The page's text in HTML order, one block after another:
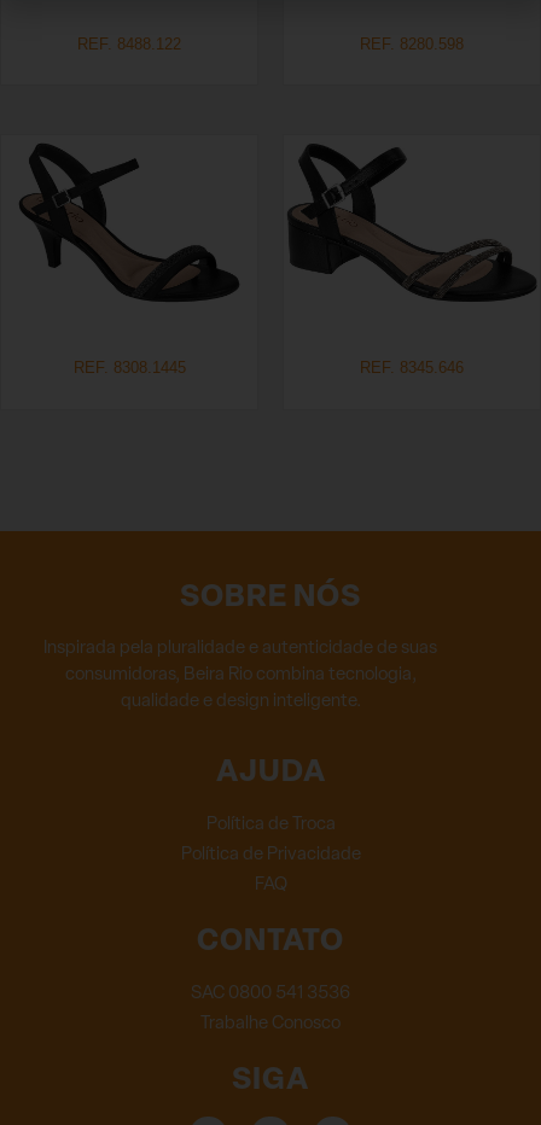
REF. 8488.122 REF. 8280.598
REF. 8308.1445 REF. 8345.646
SOBRE NÓS
Inspirada pela pluralidade e autenticidade de suas
consumidoras, Beira Rio combina tecnologia,
qualidade e design inteligente.
AJUDA
Política de Troca
Política de Privacidade
FAQ
CONTATO
SAC 0800 541 3536
Trabalhe Conosco
SIGA